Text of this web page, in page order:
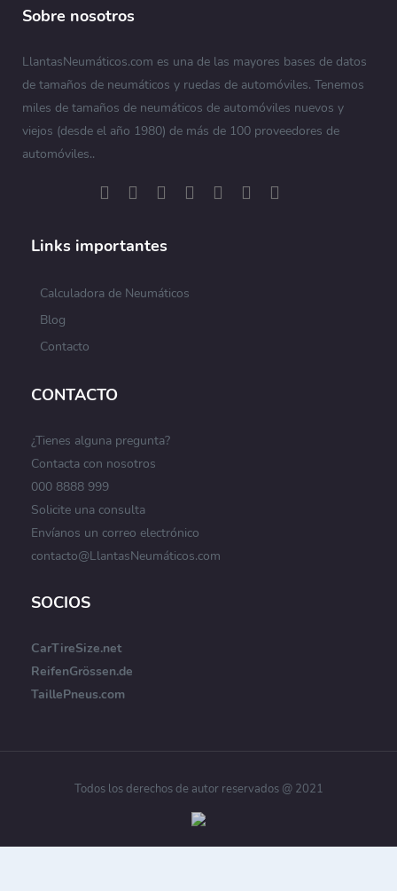
Sobre nosotros
LlantasNeumáticos.com es una de las mayores bases de datos
de tamaños de neumáticos y ruedas de automóviles. Tenemos
miles de tamaños de neumáticos de automóviles nuevos y
viejos (desde el año 1980) de más de 100 proveedores de
automóviles..
Links importantes
Calculadora de Neumáticos
Blog
Contacto
CONTACTO
¿Tienes alguna pregunta?
Contacta con nosotros
000 8888 999
Solicite una consulta
Envíanos un correo electrónico
contacto@LlantasNeumáticos.com
SOCIOS
CarTireSize.net
ReifenGrössen.de
TaillePneus.com
Todos los derechos de autor reservados @ 2021